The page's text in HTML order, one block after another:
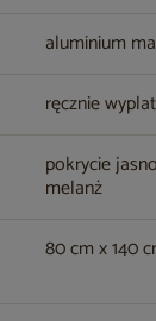
aluminium
ręcznie
pokrycie
melanż
80 cm x 140